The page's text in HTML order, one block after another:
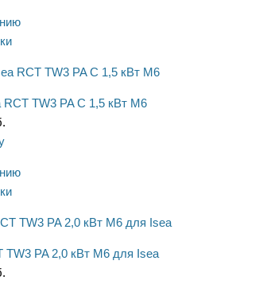
TW3 PA С 1,5 кВт M6
PA 2,0 кВт M6 для Isea